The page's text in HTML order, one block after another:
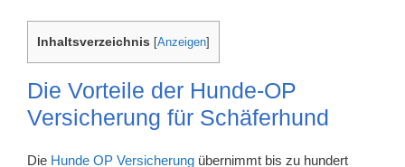
Inhaltsverzeichnis [Anzeigen]
Die Vorteile der Hunde-OP
Versicherung für Schäferhund
Die Hunde OP Versicherung übernimmt bis zu hundert